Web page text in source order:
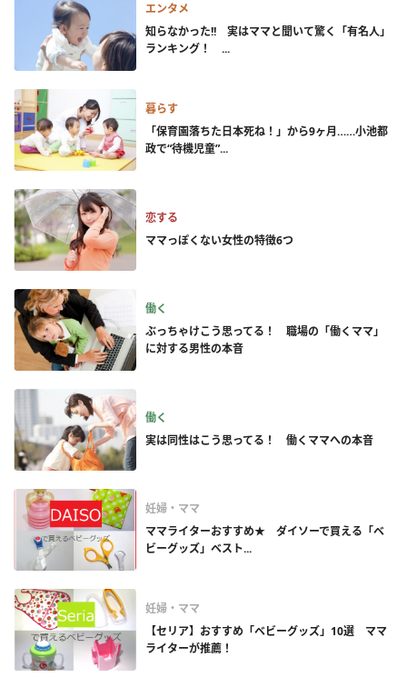
エンタメ
知らなかった!! 実はママと聞いて驚く「有名人」
ランキング！ ...
暮らす
「保育園落ちた日本死ね！」から9ヶ月……小池都
政で“待機児童”...
恋する
ママっぽくない女性の特徴6つ
働く
ぶっちゃけこう思ってる！ 職場の「働くママ」
に対する男性の本音
働く
実は同性はこう思ってる！ 働くママへの本音
妊婦・ママ
ママライターおすすめ★ ダイソーで買える「ベ
ビーグッズ」ベスト...
妊婦・ママ
【セリア】おすすめ「ベビーグッズ」10選 ママ
ライターが推薦！